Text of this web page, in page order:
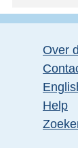
Over
Help